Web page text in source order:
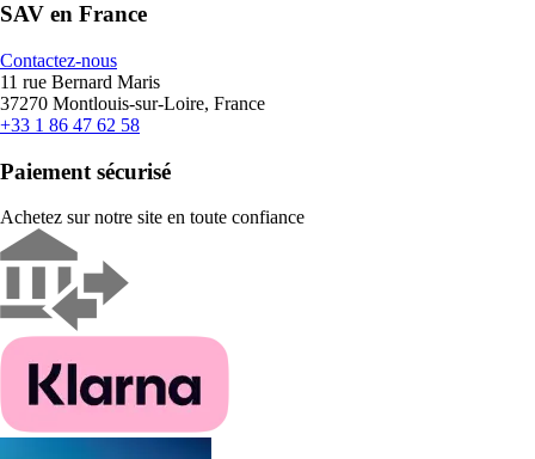
SAV en France
Contactez-nous
11 rue Bernard Maris
37270 Montlouis-sur-Loire, France
+33 1 86 47 62 58
Paiement sécurisé
Achetez sur notre site en toute confiance